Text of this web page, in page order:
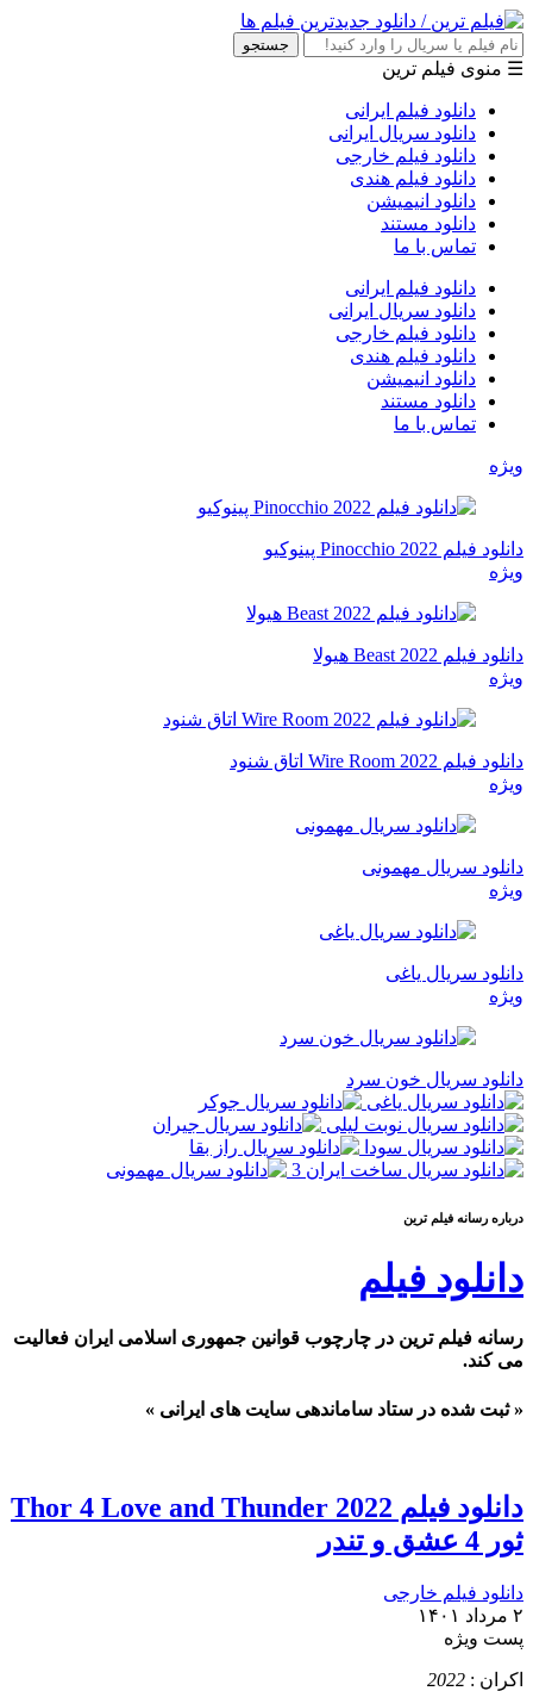
جستجو
☰ منوی فیلم ترین
دانلود فیلم ایرانی
دانلود سریال ایرانی
دانلود فیلم خارجی
دانلود فیلم هندی
دانلود انیمیشن
دانلود مستند
تماس با ما
دانلود فیلم ایرانی
دانلود سریال ایرانی
دانلود فیلم خارجی
دانلود فیلم هندی
دانلود انیمیشن
دانلود مستند
تماس با ما
ویژه
دانلود فیلم Pinocchio 2022 پینوکیو
ویژه
دانلود فیلم Beast 2022 هیولا
ویژه
دانلود فیلم Wire Room 2022 اتاق شنود
ویژه
دانلود سریال مهمونی
ویژه
دانلود سریال یاغی
ویژه
دانلود سریال خون سرد
درباره رسانه فيلم ترين
دانلود فیلم
رسانه فیلم ترین در چارچوب قوانین جمهوری اسلامی ایران فعالیت
می کند.
« ثبت شده در ستاد ساماندهی سایت های ایرانی »
دانلود فیلم Thor 4 Love and Thunder 2022
ثور 4 عشق و تندر
دانلود فیلم خارجی
۲ مرداد ۱۴۰۱
پست ويژه
اکران : 2022